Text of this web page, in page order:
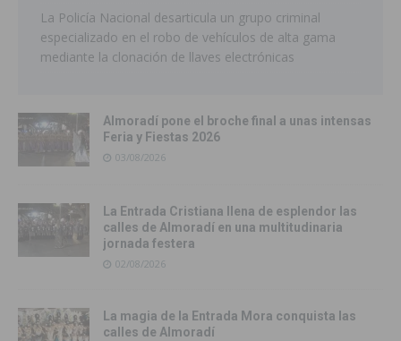
La Policía Nacional desarticula un grupo criminal
especializado en el robo de vehículos de alta gama
mediante la clonación de llaves electrónicas
Almoradí pone el broche final a unas intensas
Feria y Fiestas 2026
03/08/2026
La Entrada Cristiana llena de esplendor las
calles de Almoradí en una multitudinaria
jornada festera
02/08/2026
La magia de la Entrada Mora conquista las
calles de Almoradí